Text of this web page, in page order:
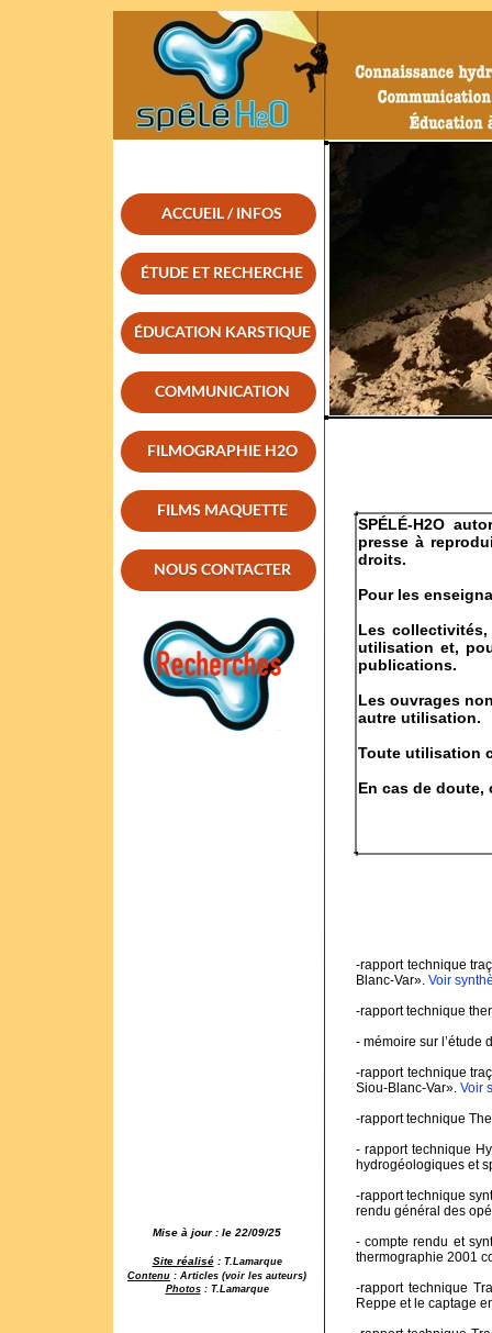
ACCUEIL / INFOS
ÉTUDE ET RECHERCHE
ÉDUCATION KARSTIQUE
COMMUNICATION
FILMOGRAPHIE H2O
FILMS MAQUETTE
NOUS CONTACTER
SPÉLÉ-H2O
presse à
droits.
Pour les
Les
utilisation et,
publications.
Les ouvrages
autre utilisation.
Toute utilisation
En cas de doute,
-rapport technique
Blanc-Var». Voir
-rapport technique
- mémoire sur l’étude
-rapport technique
Siou-Blanc-Var». Voir
-rapport technique
- rapport technique
hydrogéologiques et
-rapport technique
rendu général des
Mise à jour : le 22/09/25
- compte rendu et
thermographie 2001
Site réalisé: T.Lamarque
Contenu : Articles (voir les auteurs)
Photos: T.Lamarque
-rapport technique
Reppe et le captage